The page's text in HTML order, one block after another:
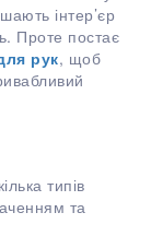
інтер’єр
Проте постає
рук, щоб
типів
та